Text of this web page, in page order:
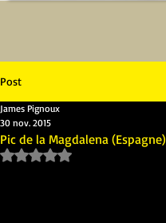
Post
Pic de la Magdalena (Espagne)
James Pignoux
30 nov. 2015
Noté NaN étoiles sur 5.